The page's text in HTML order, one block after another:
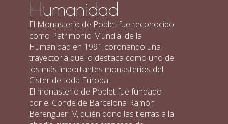
Humanidad
El Monasterio de Poblet fue reconocido
como Patrimonio Mundial de la
Humanidad en 1991 coronando una
trayectoria que lo destaca como uno de
los más importantes monasterios del
Cister de toda Europa.
El monasterio de Poblet fue fundado
por el Conde de Barcelona Ramón
Berenguer IV, quién dono las tierras a la